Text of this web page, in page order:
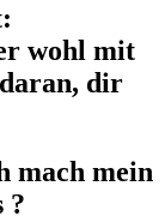
wohl mit
dir
mach mein
?